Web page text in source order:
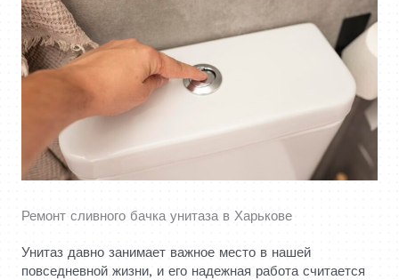
Ремонт сливного бачка унитаза в Харькове
Унитаз давно занимает важное место в нашей
повседневной жизни, и его надежная работа считается